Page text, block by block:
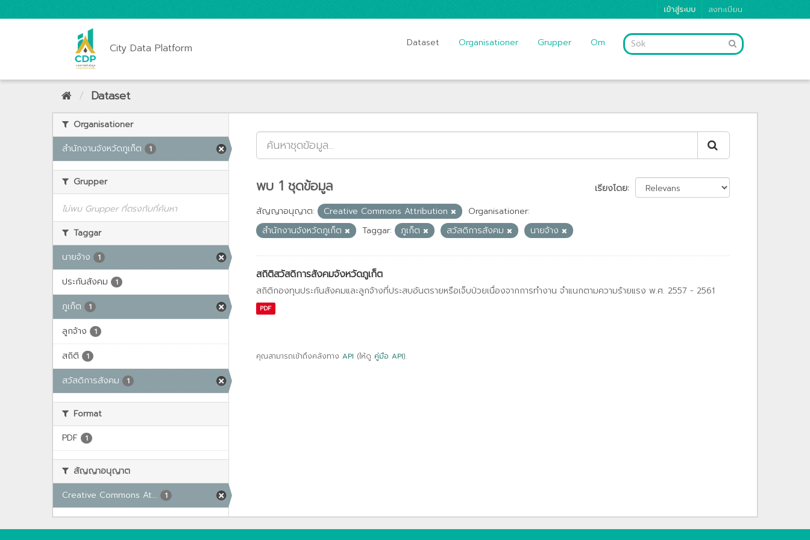
เข้าสู่ระบบ ลงทะเบียน
City Data Platform Dataset Organisationer Grupper Om
Dataset
Organisationer
สำนักงานจังหวัดภูเก็ต
1
Grupper
ไม่พบ Grupper ที่ตรงกับที่ค้นหา
Taggar
นายจ้าง
1
ประกันสังคม 1
ภูเก็ต 1
ลูกจ้าง 1
สถิติ 1
สวัสดิการสังคม 1
Format
PDF
1
สัญญาอนุญาต
Creative Commons At...
1
เรียงโดย
พบ 1 ชุดข้อมูล
สัญญาอนุญาต: Creative Commons Attribution
Organisationer:
สำนักงานจังหวัดภูเก็ต
Taggar: ภูเก็ต สวัสดิการสังคม นายจ้าง
สถิติสวัสดิการสังคมจังหวัดภูเก็ต
สถิติกองทุนประกันสังคมและลูกจ้างที่ประสบอันตรายหรือเจ็บป่วยเนื่องจากการทํางาน จําแนกตามความร้ายแรง พ.ศ. 2557 - 2561
PDF
คุณสามารถเข้าถึงคลังทาง API (ให้ดู คู่มือ API).